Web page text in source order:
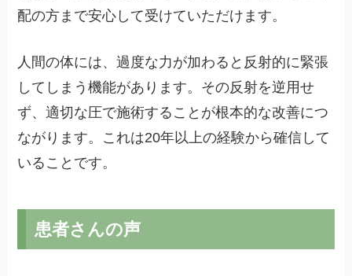
配の方まで安心して受けていただけます。
人間の体には、過度な力が加わると反射的に緊張
してしまう機能があります。その反射を逆用せ
ず、適切な圧で施術することが根本的な改善につ
ながります。これは20年以上の経験から確信して
いることです。
患者さんの声